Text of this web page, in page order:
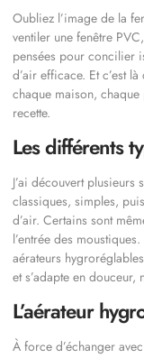
Oubliez l’image de la
ventiler une fenêtre
pensées pour concilier
d’air efficace. Et c’est
chaque maison,
recette.
Les différents
J’ai découvert plusieurs
classiques, simples,
d’air. Certains sont
l’entrée des
aérateurs
et s’adapte en
L’aérateur
À force d’échanger